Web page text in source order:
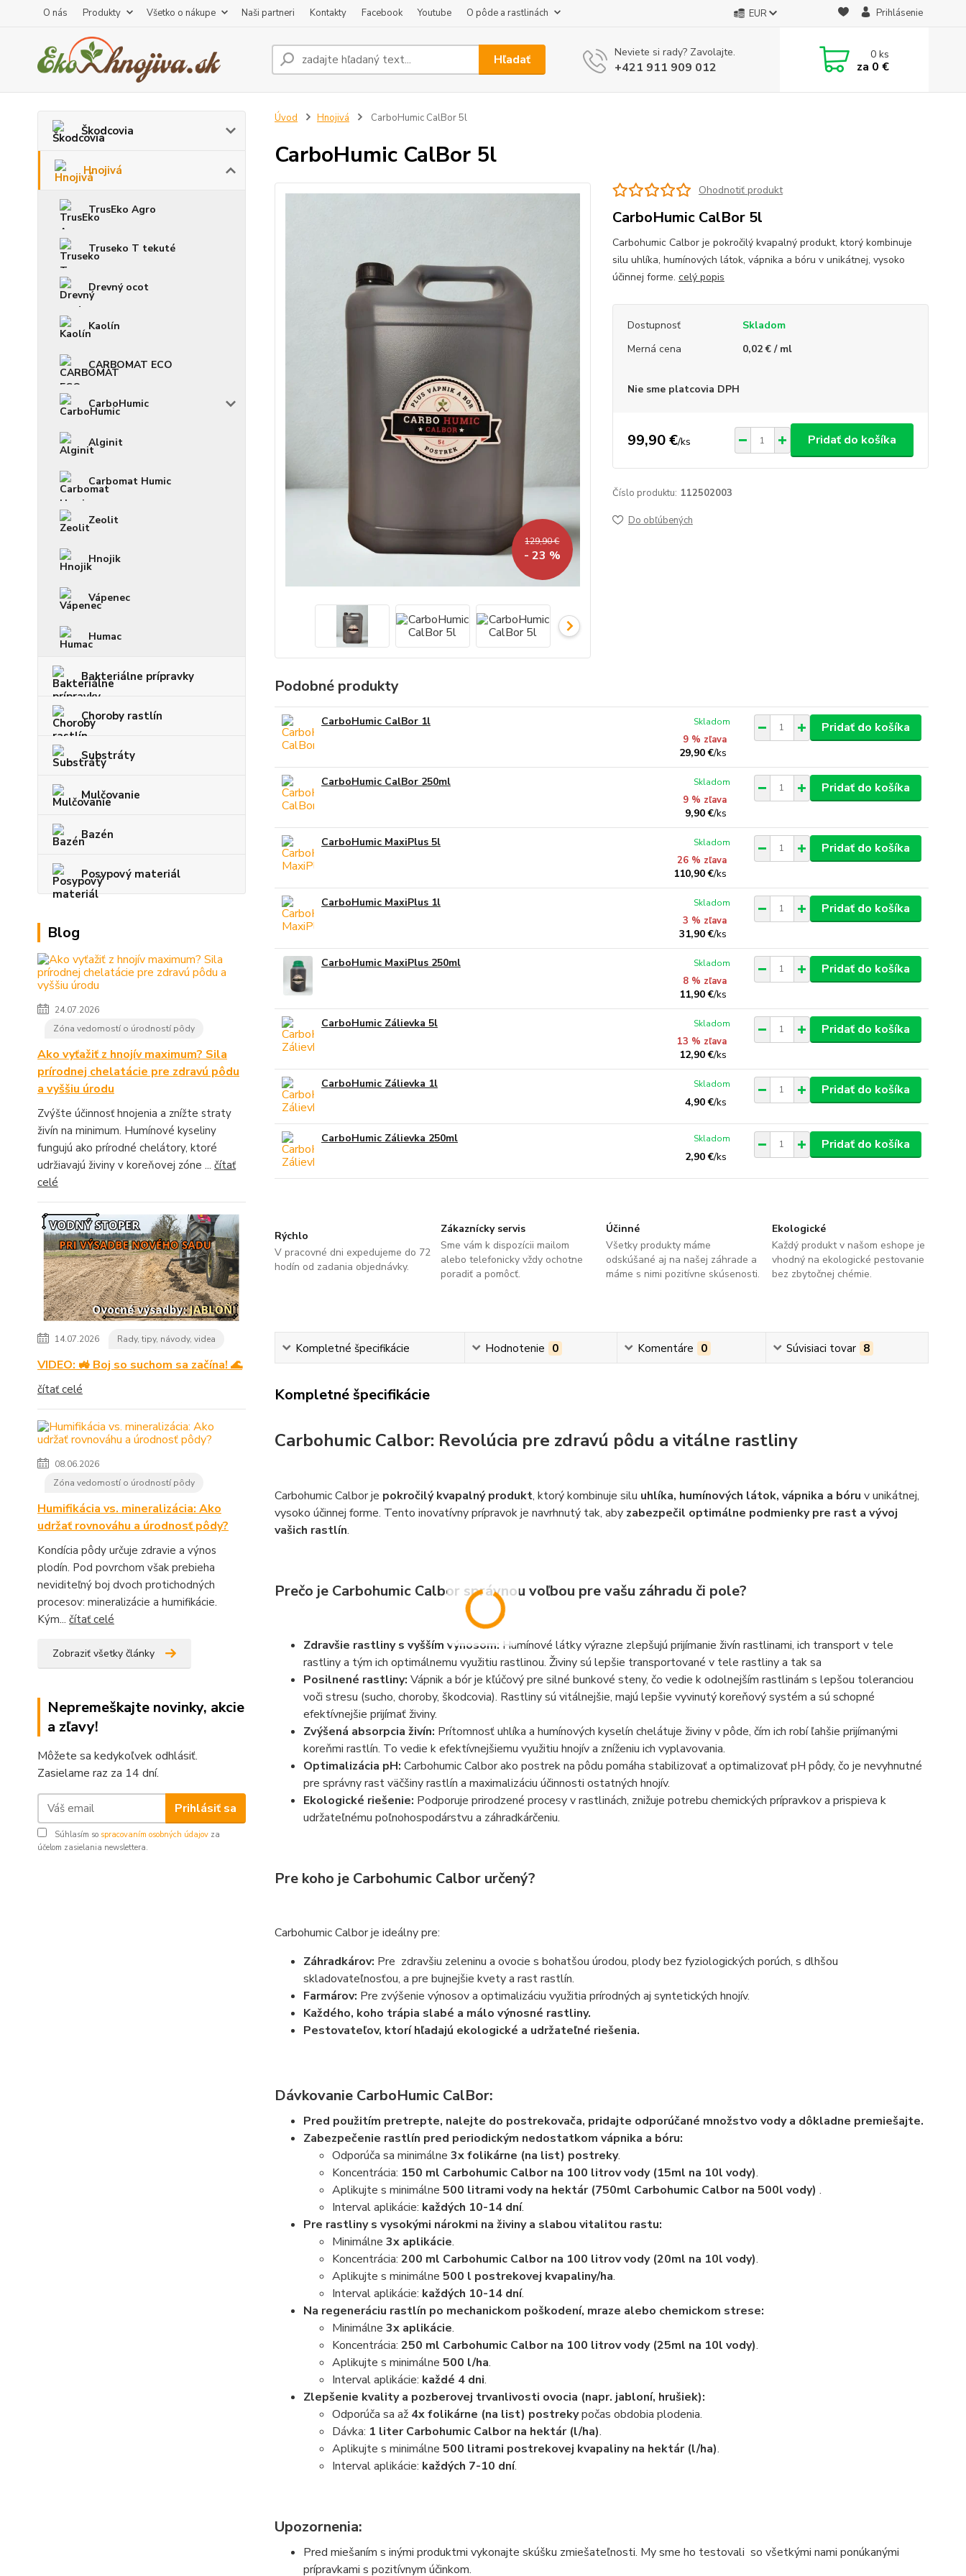
O nás Produkty Všetko o nákupe Naši partneri Kontakty Facebook Youtube O pôde a rastlinách EUR Prihlásenie
Hľadať Neviete si rady? Zavolajte.
+421 911 909 012
0ks
za 0 €
Škodcovia
Hnojivá
TrusEko Agro
Truseko T tekuté
Drevný ocot
Kaolín
CARBOMAT ECO
CarboHumic
Alginit
Carbomat Humic
Zeolit
Hnojik
Vápenec
Humac
Bakteriálne prípravky
Choroby rastlín
Substráty
Mulčovanie
Bazén
Posypový materiál
Blog
24.07.2026
Zóna vedomostí o úrodností pôdy
Ako vyťažiť z hnojív maximum? Sila
prírodnej chelatácie pre zdravú pôdu
a vyššiu úrodu
Zvýšte účinnosť hnojenia a znížte straty
živín na minimum. Humínové kyseliny
fungujú ako prírodné chelátory, ktoré
udržiavajú živiny v koreňovej zóne ... čítať
celé
14.07.2026 Rady, tipy, návody, videa
VIDEO: 🚜 Boj so suchom sa začína! 🌊
čítať celé
08.06.2026
Zóna vedomostí o úrodností pôdy
Humifikácia vs. mineralizácia: Ako
udržať rovnováhu a úrodnosť pôdy?
Kondícia pôdy určuje zdravie a výnos
plodín. Pod povrchom však prebieha
neviditeľný boj dvoch protichodných
procesov: mineralizácie a humifikácie.
Kým... čítať celé
Zobraziť všetky články
Nepremeškajte novinky, akcie
a zľavy!
Môžete sa kedykoľvek odhlásiť.
Zasielame raz za 14 dní.
Prihlásiť sa
Súhlasím so spracovaním osobných údajov za
účelom zasielania newslettera.
Úvod Hnojivá CarboHumic CalBor 5l
CarboHumic CalBor 5l
129,90 €
- 23 %
Ohodnotiť produkt
CarboHumic CalBor 5l
Carbohumic Calbor je pokročilý kvapalný produkt, ktorý kombinuje
silu uhlíka, humínových látok, vápnika a bóru v unikátnej, vysoko
účinnej forme. celý popis
Dostupnosť
Skladom
Merná cena
0,02 € / ml
Nie sme platcovia DPH
99,90 €/ks Pridať do košíka
Číslo produktu: 112502003
Do obľúbených
Podobné produkty
CarboHumic CalBor 1l
9 % zľava
29,90 €/ks
Skladom Pridať do košíka
CarboHumic CalBor 250ml
9 % zľava
9,90 €/ks
Skladom Pridať do košíka
CarboHumic MaxiPlus 5l
26 % zľava
110,90 €/ks
Skladom Pridať do košíka
CarboHumic MaxiPlus 1l
3 % zľava
31,90 €/ks
Skladom Pridať do košíka
CarboHumic MaxiPlus 250ml
8 % zľava
11,90 €/ks
Skladom Pridať do košíka
CarboHumic Zálievka 5l
13 % zľava
12,90 €/ks
Skladom Pridať do košíka
CarboHumic Zálievka 1l
4,90 €/ks
Skladom Pridať do košíka
CarboHumic Zálievka 250ml
2,90 €/ks
Skladom Pridať do košíka
Rýchlo
V pracovné dni expedujeme do 72
hodín od zadania objednávky.
Zákaznícky servis
Sme vám k dispozícii mailom
alebo telefonicky vždy ochotne
poradiť a pomôcť.
Účinné
Všetky produkty máme
odskúšané aj na našej záhrade a
máme s nimi pozitívne skúsenosti.
Ekologické
Každý produkt v našom eshope je
vhodný na ekologické pestovanie
bez zbytočnej chémie.
Kompletné špecifikácie Hodnotenie 0 Komentáre 0 Súvisiaci tovar 8
Kompletné špecifikácie
Carbohumic Calbor: Revolúcia pre zdravú pôdu a vitálne rastliny
Carbohumic Calbor je pokročilý kvapalný produkt, ktorý kombinuje silu uhlíka, humínových látok, vápnika a bóru v unikátnej,
vysoko účinnej forme. Tento inovatívny prípravok je navrhnutý tak, abyzabezpečil optimálne podmienky pre rast a vývoj
vašich rastlín.
Prečo je Carbohumic Calbor správnou voľbou pre vašu záhradu či pole?
Zdravšie rastliny s vyšším výnosom: Humínové látky výrazne zlepšujú prijímanie živín rastlinami, ich transport v tele
rastliny a tým ich optimálnemu využitiu rastlinou. Živiny sú lepšie transportované v tele rastliny a tak sa
Posilnené rastliny: Vápnik a bór je kľúčový pre silné bunkové steny, čo vedie k odolnejším rastlinám s lepšou toleranciou
voči stresu (sucho, choroby, škodcovia). Rastliny sú vitálnejšie, majú lepšie vyvinutý koreňový systém a sú schopné
efektívnejšie prijímať živiny.
Zvýšená absorpcia živín: Prítomnosť uhlíka a humínových kyselín chelátuje živiny v pôde, čím ich robí ľahšie prijímanými
koreňmi rastlín. To vedie k efektívnejšiemu využitiu hnojív a zníženiu ich vyplavovania.
Optimalizácia pH: Carbohumic Calbor ako postrek na pôdu pomáha stabilizovať a optimalizovať pH pôdy, čo je nevyhnutné
pre správny rast väčšiny rastlín a maximalizáciu účinnosti ostatných hnojív.
Ekologické riešenie: Podporuje prirodzené procesy v rastlinách, znižuje potrebu chemických prípravkov a prispieva k
udržateľnému poľnohospodárstvu a záhradkárčeniu.
Pre koho je Carbohumic Calbor určený?
Carbohumic Calbor je ideálny pre:
Záhradkárov: Pre zdravšiu zeleninu a ovocie s bohatšou úrodou, plody bez fyziologických porúch, s dlhšou
skladovateľnosťou, a pre bujnejšie kvety a rast rastlín.
Farmárov: Pre zvýšenie výnosov a optimalizáciu využitia prírodných aj syntetických hnojív.
Každého, koho trápia slabé a málo výnosné rastliny.
Pestovateľov, ktorí hľadajú ekologické a udržateľné riešenia.
Dávkovanie CarboHumic CalBor:
Pred použitím pretrepte, nalejte do postrekovača, pridajte odporúčané množstvo vody a dôkladne premiešajte.
Zabezpečenie rastlín pred periodickým nedostatkom vápnika a bóru:
Odporúča sa minimálne 3x folikárne (na list) postreky.
Koncentrácia: 150 ml Carbohumic Calbor na 100 litrov vody (15ml na 10l vody).
Aplikujte s minimálne 500 litrami vody na hektár (750ml Carbohumic Calbor na 500l vody) .
Interval aplikácie: každých 10-14 dní.
Pre rastliny s vysokými nárokmi na živiny a slabou vitalitou rastu:
Minimálne 3x aplikácie.
Koncentrácia: 200 ml Carbohumic Calbor na 100 litrov vody (20ml na 10l vody).
Aplikujte s minimálne 500 l postrekovej kvapaliny/ha.
Interval aplikácie: každých 10-14 dní.
Na regeneráciu rastlín po mechanickom poškodení, mraze alebo chemickom strese:
Minimálne 3x aplikácie.
Koncentrácia: 250 ml Carbohumic Calbor na 100 litrov vody (25ml na 10l vody).
Aplikujte s minimálne 500 l/ha.
Interval aplikácie: každé 4 dni.
Zlepšenie kvality a pozberovej trvanlivosti ovocia (napr. jabloní, hrušiek):
Odporúča sa až 4x folikárne (na list) postrekypočas obdobia plodenia.
Dávka: 1 liter Carbohumic Calbor na hektár (l/ha).
Aplikujte s minimálne 500 litrami postrekovej kvapaliny na hektár (l/ha).
Interval aplikácie: každých 7-10 dní.
Upozornenia:
Pred miešaním s inými produktmi vykonajte skúšku zmiešateľnosti. My sme ho testovali so všetkými nami ponúkanými
prípravkami s pozitívnym účinkom.